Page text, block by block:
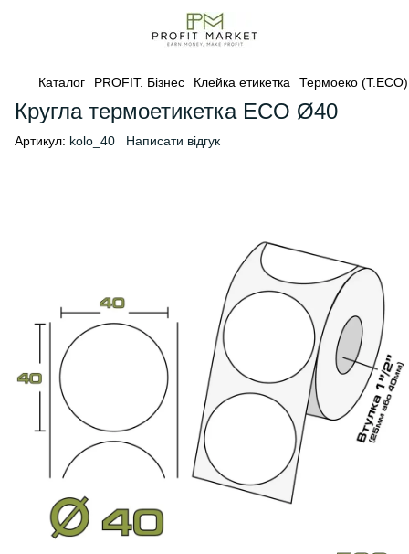
Каталог PROFIT. Бізнес Клейка етикетка Термоеко (Т.ЕСО)
Кругла термоетикетка ECO Ø40
Артикул: kolo_40 Написати відгук